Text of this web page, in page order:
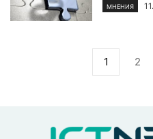
МНЕНИЯ
1 2